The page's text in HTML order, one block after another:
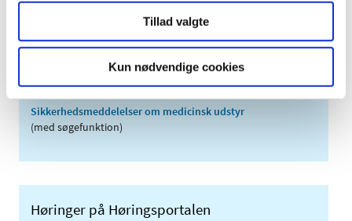
Tillad valgte
Kun nødvendige cookies
Links
Meddelelser om forsyning af medicin til mennesker og dyr
(med søgefunktion)
Sikkerhedsmeddelelser om medicinsk udstyr
(med søgefunktion)
Høringer på Høringsportalen